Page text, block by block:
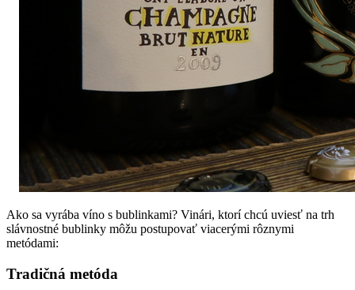
Ako sa vyrába víno s bublinkami? Vinári, ktorí chcú uviesť na trh
slávnostné bublinky môžu postupovať viacerými rôznymi
metódami:
Tradičná metóda